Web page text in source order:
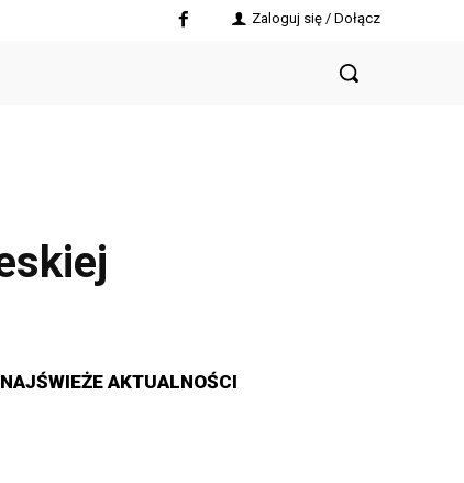
Zaloguj się / Dołącz
NAJŚWIEŻE AKTUALNOŚCI